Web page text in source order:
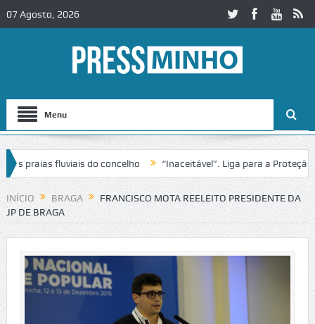
07 Agosto, 2026
Menu
fluviais do concelho “Inaceitável”. Liga para a Proteção da
de trânsito no IC2 em Alcobaça Igreja do Castelo de Cerveira
INÍCIO BRAGA
FRANCISCO MOTA REELEITO PRESIDENTE DA
JP DE BRAGA